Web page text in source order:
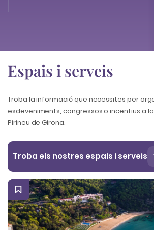
Espais i serveis
Troba la informació que necessites per
esdeveniments, congressos o incentius a
Pirineu de Girona.
Troba els nostres espais i serveis